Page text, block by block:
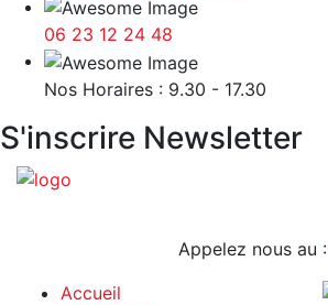
06 23 12 24 48
Nos Horaires : 9.30 - 17.30
S'inscrire Newsletter
Appelez nous au :
Accueil